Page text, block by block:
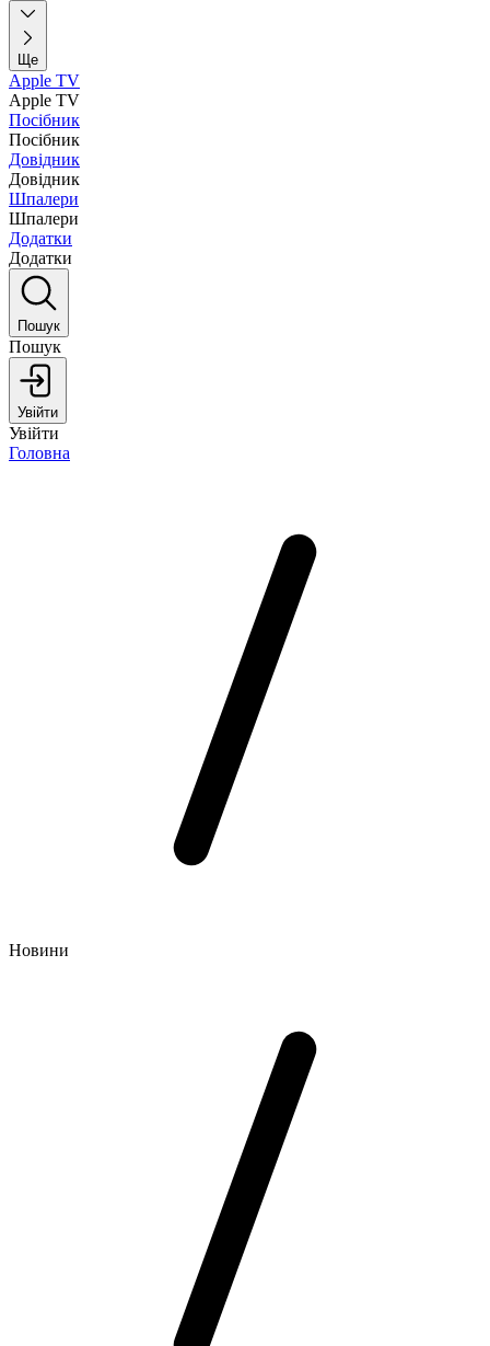
Ще
Apple TV
Apple TV
Посібник
Посібник
Довідник
Довідник
Шпалери
Шпалери
Додатки
Додатки
Пошук
Пошук
Увійти
Увійти
Головна
Новини